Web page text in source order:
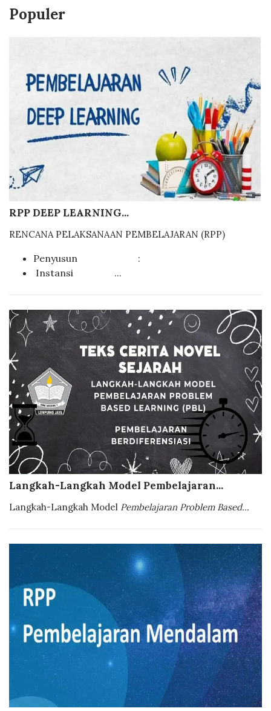
Populer
RPP DEEP LEARNING...
RENCANA PELAKSANAAN PEMBELAJARAN (RPP)
Penyusun :
Instansi ...
Langkah-Langkah Model Pembelajaran...
Langkah-Langkah Model Pembelajaran Problem Based...